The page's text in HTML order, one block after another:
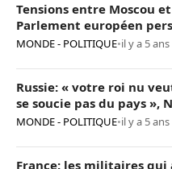
Tensions entre Moscou
Parlement européen
MONDE - POLITIQUE•il y a 5 ans
Russie: « votre roi nu
se soucie pas du pays »,
Poutine
MONDE - POLITIQUE•il y a 5 ans
France: les militaires qui